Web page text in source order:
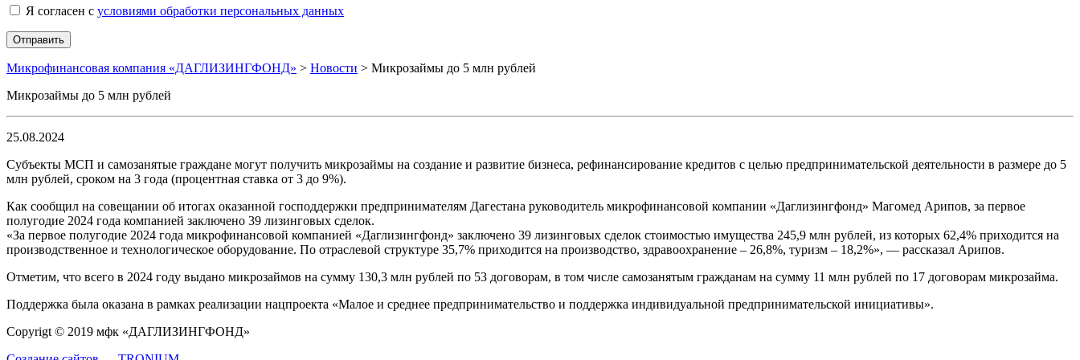
Я согласен с условиями обработки персональных данных
Микрофинансовая компания «ДАГЛИЗИНГФОНД» > Новости > Микрозаймы до 5 млн рублей
Микрозаймы до 5 млн рублей
25.08.2024
Субъекты МСП и самозанятые граждане могут получить микрозаймы на создание и развитие бизнеса, рефинансирование кредитов с целью предпринимательской деятельности в размере до 5
млн рублей, сроком на 3 года (процентная ставка от 3 до 9%).
Как сообщил на совещании об итогах оказанной господдержки предпринимателям Дагестана руководитель микрофинансовой компании «Даглизингфонд» Магомед Арипов, за первое
полугодие 2024 года компанией заключено 39 лизинговых сделок.
«За первое полугодие 2024 года микрофинансовой компанией «Даглизингфонд» заключено 39 лизинговых сделок стоимостью имущества 245,9 млн рублей, из которых 62,4% приходится на
производственное и технологическое оборудование. По отраслевой структуре 35,7% приходится на производство, здравоохранение – 26,8%, туризм – 18,2%», — рассказал Арипов.
Отметим, что всего в 2024 году выдано микрозаймов на сумму 130,3 млн рублей по 53 договорам, в том числе самозанятым гражданам на сумму 11 млн рублей по 17 договорам микрозайма.
Поддержка была оказана в рамках реализации нацпроекта «Малое и среднее предпринимательство и поддержка индивидуальной предпринимательской инициативы».
Сopyrigt © 2019 мфк «ДАГЛИЗИНГФОНД»